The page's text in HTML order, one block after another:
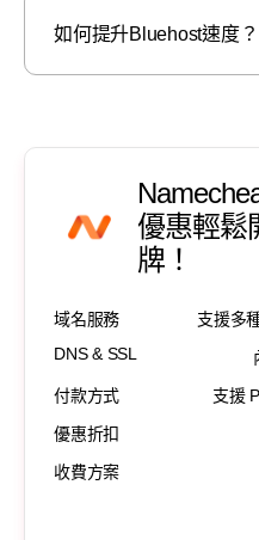
如何提升Bluehost速度？
優惠輕鬆
牌！
域名服務
支援多
DNS & SSL
付款方式
支援
優惠折扣
收費方案